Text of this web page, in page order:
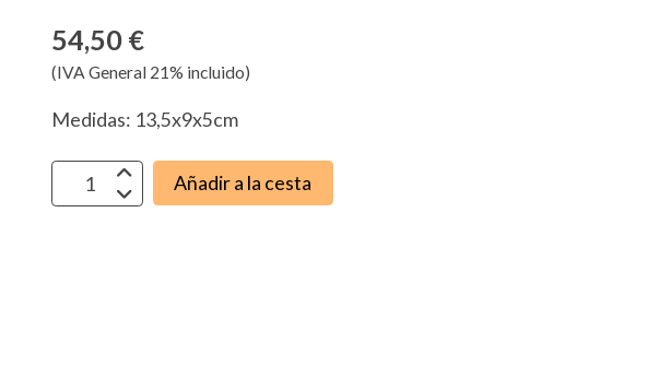
54,50 €
(IVA General 21% incluido)
Medidas: 13,5x9x5cm
Añadir a la cesta